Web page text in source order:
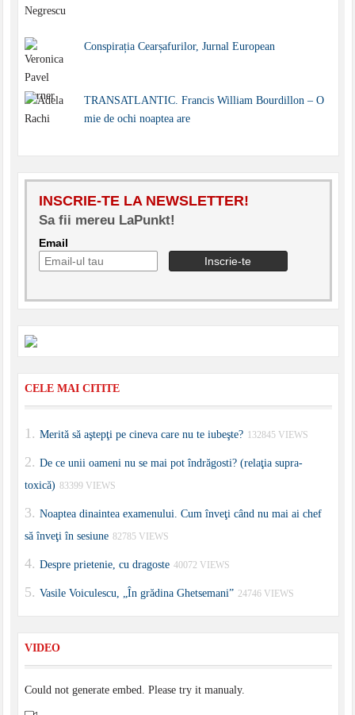
Conspirația Cearșafurilor, Jurnal European
TRANSATLANTIC. Francis William Bourdillon – O
mie de ochi noaptea are
INSCRIE-TE LA NEWSLETTER!
Sa fii mereu LaPunkt!
Email
CELE MAI CITITE
Merită să aştepţi pe cineva care nu te iubeşte? 132845 VIEWS
De ce unii oameni nu se mai pot îndrăgosti? (relaţia supra-
toxică) 83399 VIEWS
Noaptea dinaintea examenului. Cum înveţi când nu mai ai chef
să înveţi în sesiune 82785 VIEWS
Despre prietenie, cu dragoste 40072 VIEWS
Vasile Voiculescu, „În grădina Ghetsemani” 24746 VIEWS
VIDEO
Could not generate embed. Please try it manualy.